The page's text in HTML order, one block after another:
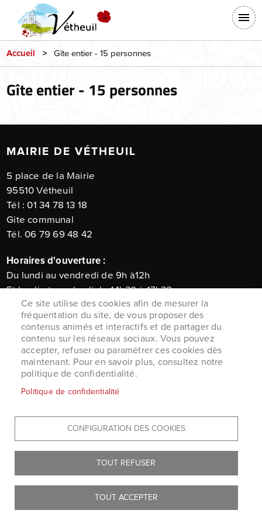
principal
tête
Accueil Gîte entier - 15 personnes
Gîte entier - 15 personnes
MAIRIE DE VÉTHEUIL
5 place de la Mairie
95510 Vétheuil
Tél : 01 34 78 13 18
Gite communal
Tél. 06 79 69 48 42
Horaires d'ouverture :
Du lundi au vendredi de 9h à12h
Et lundi et vendredi de 14h30 à 17h30
Courriel :mairiedevetheuil@orange.fr
MENU
PIED
DE
PAGE
Accueil
Mentions légales
Accessibilité : Non conforme
S'identifier
Ce site utilise des cookies afin de mesurer la
fréquentation du site, de vous proposer des
contenus animés et interactifs et de partager du
contenu sur les réseaux sociaux. Vous pouvez
accepter, refuser ou paramétrer ces cookies dès
maintenant. Pour en savoir plus, consultez notre
politique de confidentialité.
Politique de confidentialité
CONFIGURATION DES COOKIES
TOUT REFUSER
TOUT ACCEPTER